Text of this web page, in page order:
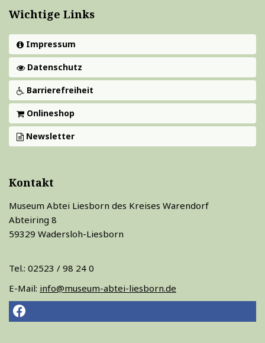
Wichtige Links
Impressum
Datenschutz
Barrierefreiheit
Onlineshop
Newsletter
Kontakt
Museum Abtei Liesborn des Kreises Warendorf
Abteiring 8
59329 Wadersloh-Liesborn
Tel.: 02523 / 98 24 0
E-Mail: info@museum-abtei-liesborn.de